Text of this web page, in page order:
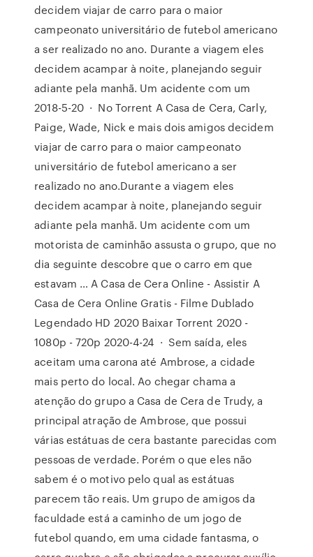
decidem viajar de carro para o maior
campeonato universitário de futebol americano
a ser realizado no ano. Durante a viagem eles
decidem acampar à noite, planejando seguir
adiante pela manhã. Um acidente com um
2018-5-20 · No Torrent A Casa de Cera, Carly,
Paige, Wade, Nick e mais dois amigos decidem
viajar de carro para o maior campeonato
universitário de futebol americano a ser
realizado no ano.Durante a viagem eles
decidem acampar à noite, planejando seguir
adiante pela manhã. Um acidente com um
motorista de caminhão assusta o grupo, que no
dia seguinte descobre que o carro em que
estavam … A Casa de Cera Online - Assistir A
Casa de Cera Online Gratis - Filme Dublado
Legendado HD 2020 Baixar Torrent 2020 -
1080p - 720p 2020-4-24 · Sem saída, eles
aceitam uma carona até Ambrose, a cidade
mais perto do local. Ao chegar chama a
atenção do grupo a Casa de Cera de Trudy, a
principal atração de Ambrose, que possui
várias estátuas de cera bastante parecidas com
pessoas de verdade. Porém o que eles não
sabem é o motivo pelo qual as estátuas
parecem tão reais. Um grupo de amigos da
faculdade está a caminho de um jogo de
futebol quando, em uma cidade fantasma, o